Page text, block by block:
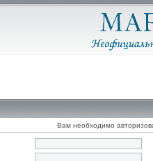
Вам необходимо